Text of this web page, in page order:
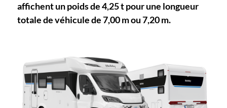
affichent un poids de 4,25 t pour une longueur
totale de véhicule de 7,00 m ou 7,20 m.